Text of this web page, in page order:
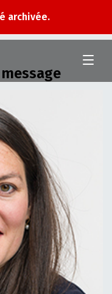
archivée.